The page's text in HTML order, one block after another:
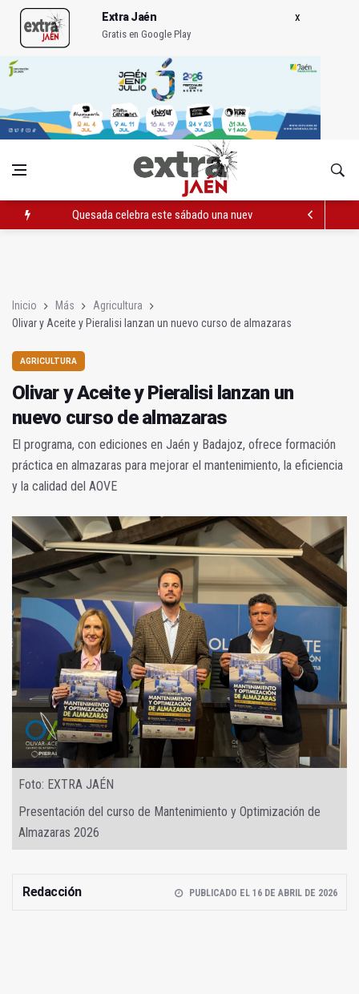
Extra Jaén
Gratis en Google Play
Quesada celebra este sábado una nueva jornada de Orgullo
La Junta amplia la alerta por listeria en Granada, Jaén y Sevilla
Inicio Más
Agricultura
Olivar y Aceite y Pieralisi lanzan un nuevo curso de almazaras
AGRICULTURA
Olivar y Aceite y Pieralisi lanzan un
nuevo curso de almazaras
El programa, con ediciones en Jaén y Badajoz, ofrece formación
práctica en almazaras para mejorar el mantenimiento, la eficiencia
y la calidad del AOVE
Foto: EXTRA JAÉN
Presentación del curso de Mantenimiento y Optimización de
Almazaras 2026
Redacción PUBLICADO EL 16 DE ABRIL DE 2026